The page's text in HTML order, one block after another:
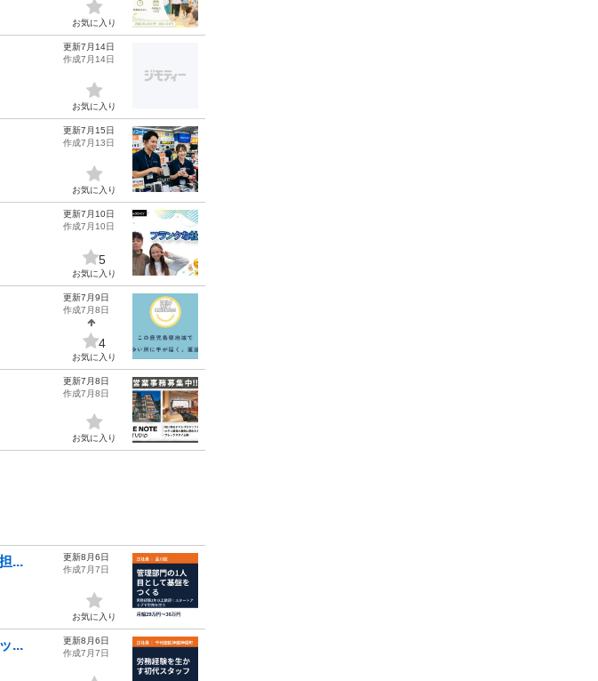
お気に入り
更新7月14日
作成7月14日
お気に入り
更新7月15日
作成7月13日
お気に入り
更新7月10日
作成7月10日
5
お気に入り
更新7月9日
作成7月8日
4
お気に入り
更新7月8日
作成7月8日
お気に入り
...
更新8月6日
作成7月7日
お気に入り
...
更新8月6日
作成7月7日